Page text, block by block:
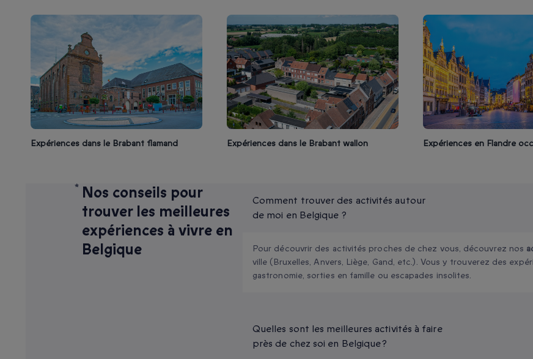
Expériences dans le Brabant flamand Expériences dans le Brabant wallon Expériences en Flandre
Nos conseils pour
trouver les meilleures
expériences à vivre en
Belgique
Comment trouver des activités autour
de moi en Belgique ?
Pour découvrir des activités proches de chez vous, découvrez nos
ville (Bruxelles, Anvers, Liège, Gand, etc.). Vous y trouverez des
gastronomie, sorties en famille ou escapades insolites.
Quelles sont les meilleures activités à faire
près de chez soi en Belgique ?